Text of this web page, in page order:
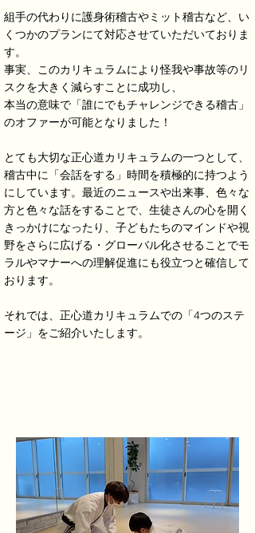
​組手の代わりに護身術稽古やミット稽古など、い
くつかのプランにて対応させていただいておりま
す。
事実、このカリキュラムにより怪我や事故等のリ
スクを大きく減らすことに成功し、
本当の意味で「誰にでもチャレンジできる稽古」
のオファーが可能となりました！
とても大切な正心道カリキュラムの一つとして、
稽古中に「会話をする」時間を積極的に持つよう
にしています。最近のニュースや出来事、色々な
方と色々な話をすることで、生徒さんの心を開く
きっかけになったり、子どもたちのマインドや視
野をさらに広げる・グローバル化させることでモ
ラルやマナーへの理解促進にも役立つと確信して
おります。
​それでは、正心道カリキュラムでの「4つのステ
ージ」をご紹介いたします。